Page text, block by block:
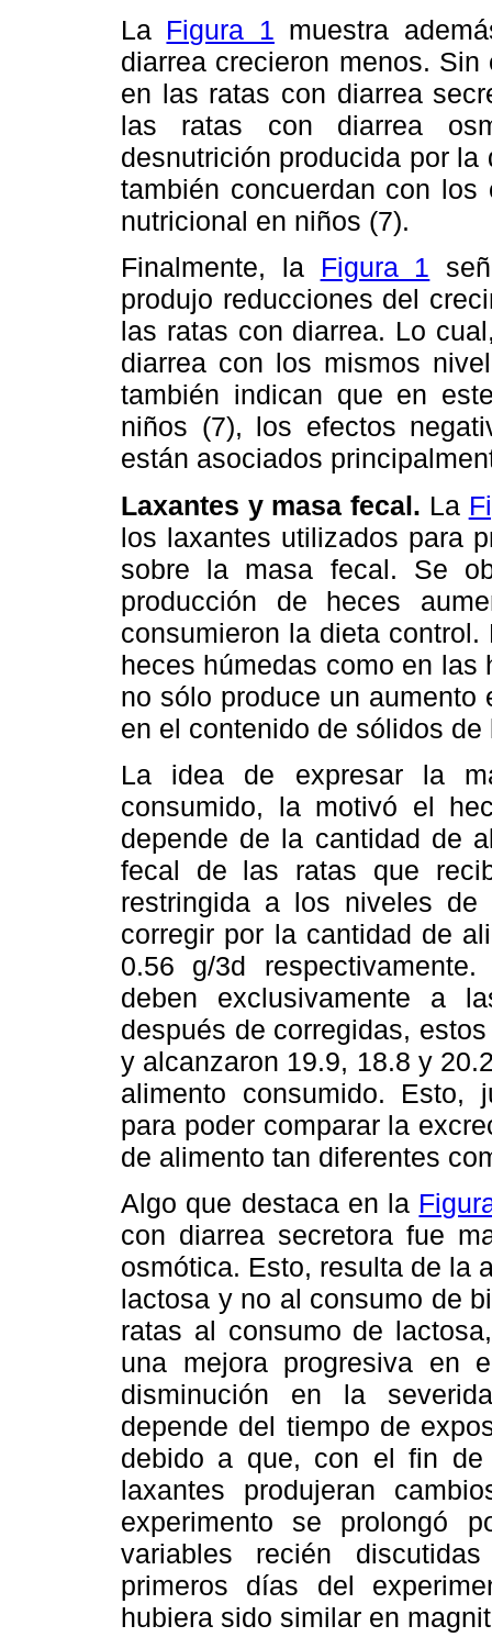
La Figura 1 muestra
diarrea crecieron menos.
en las ratas con diarrea
las ratas con diarrea
desnutrición producida por
también concuerdan con
nutricional en niños (7).
Finalmente, la Figura 1
produjo reducciones del
las ratas con diarrea. Lo
diarrea con los mismos
también indican que en
niños (7), los efectos
están asociados
Laxantes y masa fecal. La
los laxantes utilizados para
sobre la masa fecal. Se
producción de heces
consumieron la dieta
heces húmedas como en las
no sólo produce un
en el contenido de sólidos de
La idea de expresar la
consumido, la motivó el
depende de la cantidad de
fecal de las ratas que
restringida a los niveles
corregir por la cantidad de
0.56 g/3d
deben exclusivamente a
después de corregidas,
y alcanzaron 19.9, 18.8 y
alimento consumido. Esto,
para poder comparar la
de alimento tan diferentes
Algo que destaca en la
con diarrea secretora fue
osmótica. Esto, resulta de la
lactosa y no al consumo de
ratas al consumo de
una mejora progresiva en
disminución en la
depende del tiempo de
debido a que, con el fin de
laxantes produjeran
experimento se prolongó
variables recién
primeros días del
hubiera sido similar en